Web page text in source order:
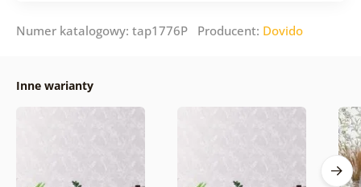
Numer katalogowy: tap1776P Producent: Dovido
Inne warianty